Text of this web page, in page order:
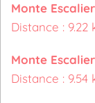
Monte
Distance : 9.22
Monte
Distance : 9.54